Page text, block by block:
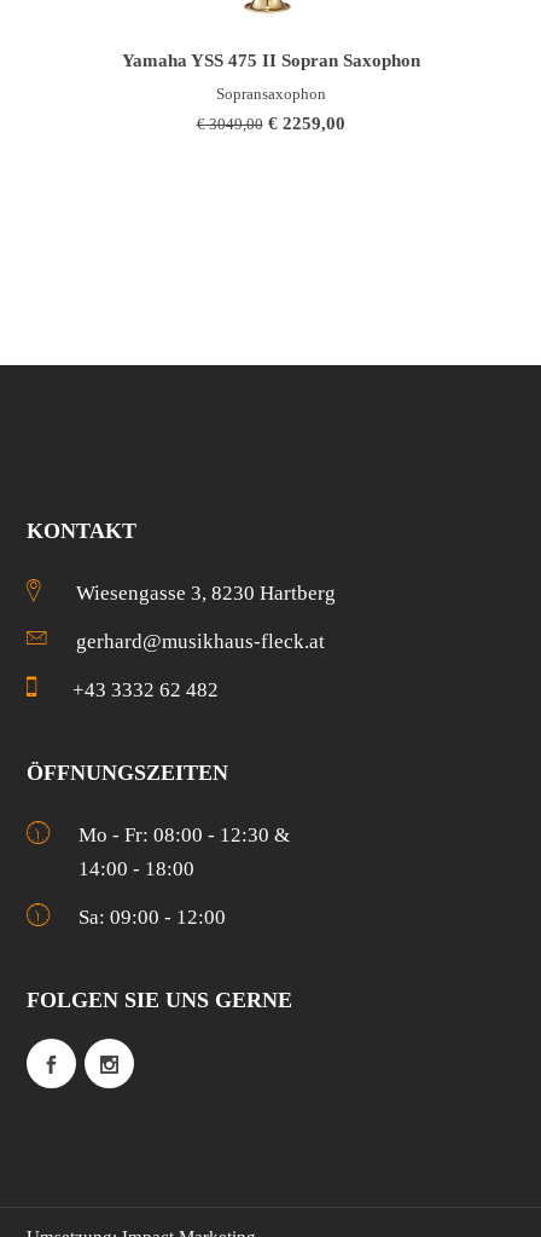
Yamaha YSS 475 II Sopran Saxophon
Sopransaxophon
€3049,00 Ursprünglicher
€2259,00Aktueller
KONTAKT
Wiesengasse 3, 8230 Hartberg
gerhard@musikhaus-fleck.at
+43 3332 62 482
ÖFFNUNGSZEITEN
Mo - Fr: 08:00 - 12:30 &
14:00 - 18:00
Sa: 09:00 - 12:00
FOLGEN SIE UNS GERNE